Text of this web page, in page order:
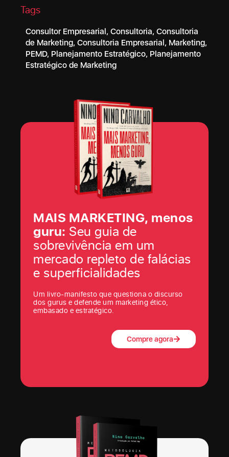
Tags
Consultor Empresarial, Consultoria, Consultoria
de Marketing, Consultoria Empresarial, Marketing,
PEMD, Planejamento Estratégico, Planejamento
Estratégico de Marketing
MAIS MARKETING, menos
guru: Seu guia de
sobrevivência em um
mercado repleto de falácias
e superficialidades
Um livro-manifesto que questiona o discurso
dos gurus e defende um marketing ético,
embasado e estratégico.
Compre agora